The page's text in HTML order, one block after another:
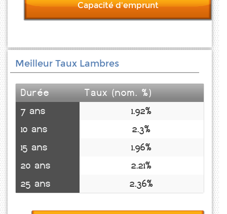
Capacité d'emprunt
Meilleur Taux Lambres
Durée
Taux (nom. %)
7 ans
1.92%
10 ans
2.3%
15 ans
1.96%
20 ans
2.21%
25 ans
2.36%